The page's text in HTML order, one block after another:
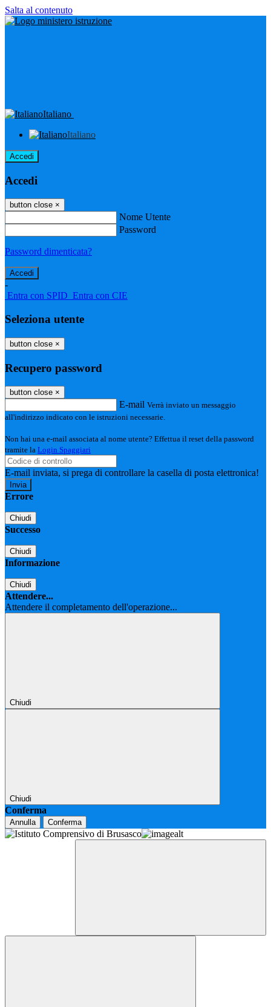
Salta al contenuto
Italiano
Italiano
Accedi
Accedi
button close ×
Nome Utente
Password
Password dimenticata?
-
Entra con SPID Entra con CIE
Seleziona utente
button close ×
Recupero password
button close ×
E-mail Verrà inviato un messaggio
all'indirizzo indicato con le istruzioni necessarie.
Non hai una e-mail associata al nome utente? Effettua il reset della password
tramite la Login Spaggiari
E-mail inviata, si prega di controllare la casella di posta elettronica!
Errore
Chiudi
Successo
Chiudi
Informazione
Chiudi
Attendere...
Attendere il completamento dell'operazione...
Chiudi
Chiudi
Conferma
Annulla Conferma